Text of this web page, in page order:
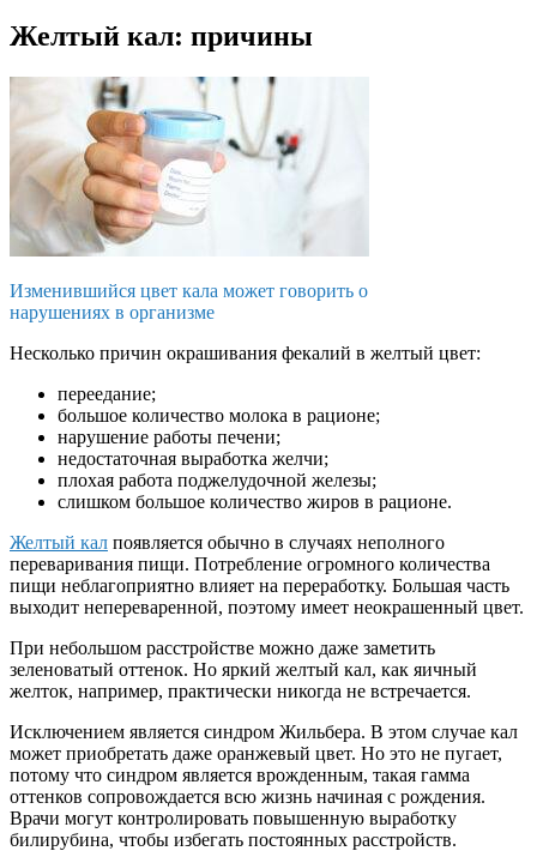
Желтый кал: причины
Изменившийся цвет кала может говорить о
нарушениях в организме
Несколько причин окрашивания фекалий в желтый цвет:
переедание;
большое количество молока в рационе;
нарушение работы печени;
недостаточная выработка желчи;
плохая работа поджелудочной железы;
слишком большое количество жиров в рационе.
Желтый кал появляется обычно в случаях неполного
переваривания пищи. Потребление огромного количества
пищи неблагоприятно влияет на переработку. Большая часть
выходит непереваренной, поэтому имеет неокрашенный цвет.
При небольшом расстройстве можно даже заметить
зеленоватый оттенок. Но яркий желтый кал, как яичный
желток, например, практически никогда не встречается.
Исключением является синдром Жильбера. В этом случае кал
может приобретать даже оранжевый цвет. Но это не пугает,
потому что синдром является врожденным, такая гамма
оттенков сопровождается всю жизнь начиная с рождения.
Врачи могут контролировать повышенную выработку
билирубина, чтобы избегать постоянных расстройств.